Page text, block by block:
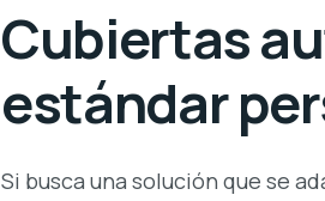
Cubiertas
estándar
Si busca una solución que se